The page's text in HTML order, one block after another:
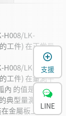
H008/LK-
工件) 在正常量
H008/LK-
工件) 在量測平
內 的值是在量
典型量測值。
金屬板上。
支援
LINE